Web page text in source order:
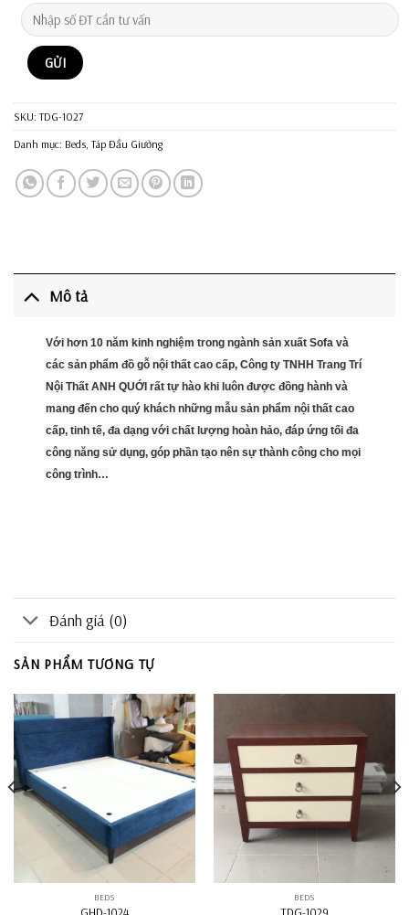
SKU:TDG-1027
Danh mục: Beds,Táp Đầu Giường
Mô tả
Với hơn 10 năm kinh nghiệm trong ngành sản xuất Sofa và
các sản phẩm đồ gỗ nội thất cao cấp, Công ty TNHH Trang Trí
Nội Thất ANH QUỚI rất tự hào khi luôn được đồng hành và
mang đến cho quý khách những mẫu sản phẩm nội thất cao
cấp, tinh tế, đa dạng với chất lượng hoàn hảo, đáp ứng tối đa
công năng sử dụng, góp phần tạo nên sự thành công cho mọi
công trình…
Đánh giá (0)
SẢN PHẨM TƯƠNG TỰ
BEDS BEDS